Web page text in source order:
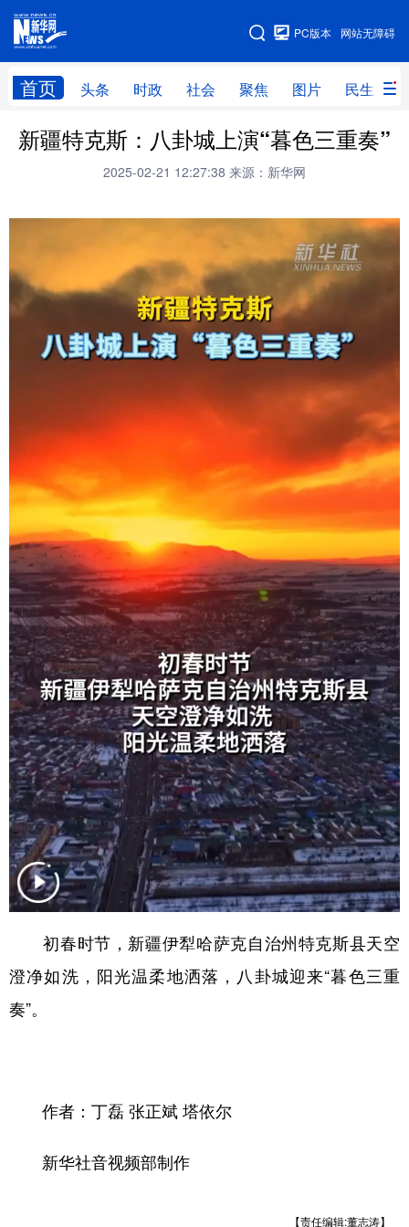
网站无障碍
PC版本
首页 头条 时政 社会 聚焦 图片 民生
网站地图
头条 时政 社会 聚焦
民生 访谈
访惠聚 专题 服务 援疆
云游新疆 光影新疆
人事频道 融媒体联播 廉政频道 新华视角看新疆
地方频道
天津
辽宁 江苏
浙江 安徽 福建 江西
山东 河南 湖北 湖南
广东 广西 海南 重庆
四川 贵州 云南 西藏
陕西 甘肃 青海 宁夏
新疆 内蒙古 黑龙江
多语种频道
English Español Français عربى
Русский язык 日本語 한국어
Deutsch Português
新疆特克斯：八卦城上演“暮色三重奏”
2025-02-21 12:27:38 来源：新华网
初春时节，新疆伊犁哈萨克自治州特克斯县天空
澄净如洗，阳光温柔地洒落，八卦城迎来“暮色三重
奏”。
作者：丁磊 张正斌 塔依尔
新华社音视频部制作
【责任编辑:董志涛】